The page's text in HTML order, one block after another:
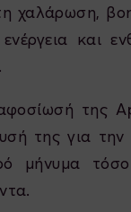
χαλάρωση,
και
της
της για
μήνυμα